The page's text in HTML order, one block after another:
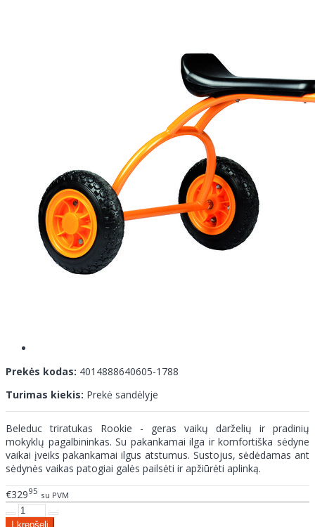
Prekės kodas: 4014888640605-1788
Turimas kiekis: Prekė sandėlyje
Beleduc triratukas Rookie - geras vaikų darželių ir pradinių
mokyklų pagalbininkas. Su pakankamai ilga ir komfortiška sėdyne
vaikai įveiks pakankamai ilgus atstumus. Sustojus, sėdėdamas ant
sėdynės vaikas patogiai galės pailsėti ir apžiūrėti aplinką.
€32995 su PVM